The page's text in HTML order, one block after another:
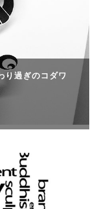
り過ぎのコダワ